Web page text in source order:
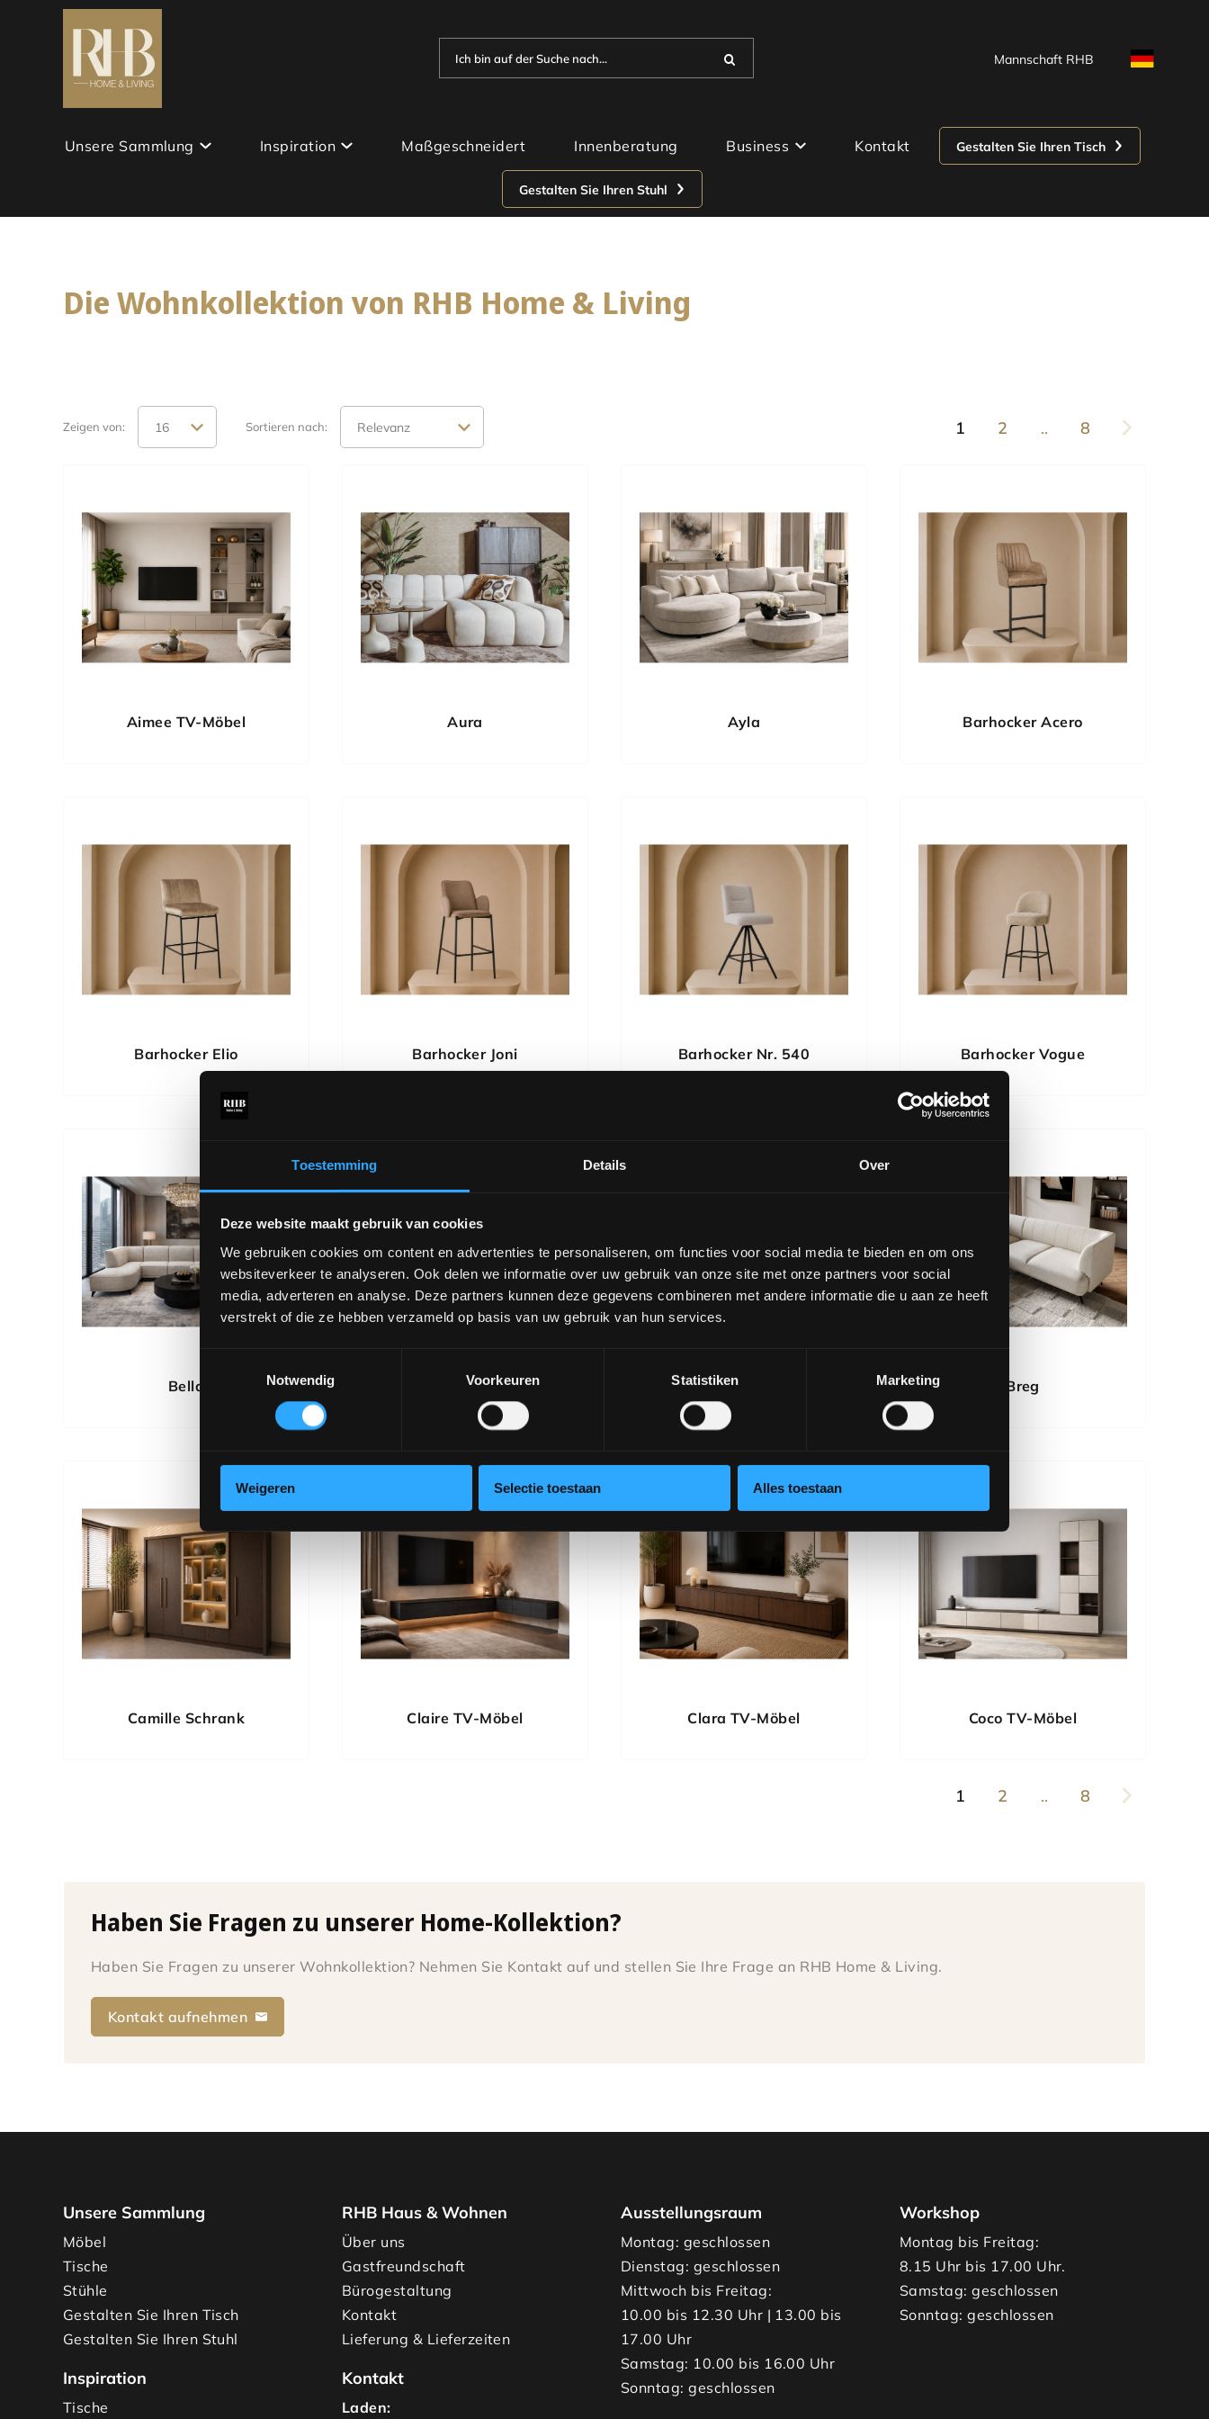
Toestemming Details Over
Deze website maakt gebruik van cookies
We gebruiken cookies om content en advertenties te personaliseren, om functies voor social media te bieden en om ons
websiteverkeer te analyseren. Ook delen we informatie over uw gebruik van onze site met onze partners voor social
media, adverteren en analyse. Deze partners kunnen deze gegevens combineren met andere informatie die u aan ze heeft
verstrekt of die ze hebben verzameld op basis van uw gebruik van hun services.
Notwendig
Voorkeuren Statistiken Marketing
Weigeren Selectie toestaan Alles toestaan
Ich bin auf der Suche nach... Mannschaft RHB
Unsere Sammlung Inspiration Maßgeschneidert Innenberatung Business Kontakt Gestalten Sie Ihren Tisch
Gestalten Sie Ihren Stuhl
Die Wohnkollektion von RHB Home & Living
Zeigen von: Sortieren nach: 1 2 .. 8
Aimee TV-Möbel Aura Ayla Barhocker Acero
Barhocker Elio Barhocker Joni Barhocker Nr. 540 Barhocker Vogue
Bella Bella & Stella Kleiderschrank Esstisch in Bootsform Breg
Camille Schrank Claire TV-Möbel Clara TV-Möbel Coco TV-Möbel
1 2 .. 8
Haben Sie Fragen zu unserer Home-Kollektion?
Haben Sie Fragen zu unserer Wohnkollektion? Nehmen Sie Kontakt auf und stellen Sie Ihre Frage an RHB Home & Living.
Kontakt aufnehmen
Unsere Sammlung
Möbel
Tische
Stühle
Gestalten Sie Ihren Tisch
Gestalten Sie Ihren Stuhl
Inspiration
Tische
RHB Haus & Wohnen
Über uns
Gastfreundschaft
Bürogestaltung
Kontakt
Lieferung & Lieferzeiten
Kontakt
Laden:
Ausstellungsraum
Montag: geschlossen
Dienstag: geschlossen
Mittwoch bis Freitag:
10.00 bis 12.30 Uhr | 13.00 bis
17.00 Uhr
Samstag: 10.00 bis 16.00 Uhr
Sonntag: geschlossen
Workshop
Montag bis Freitag:
8.15 Uhr bis 17.00 Uhr.
Samstag: geschlossen
Sonntag: geschlossen